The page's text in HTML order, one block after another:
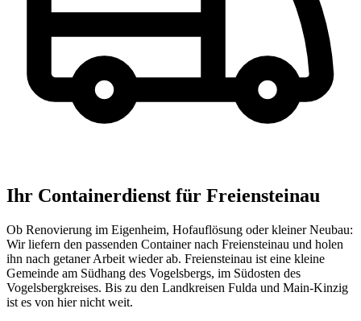
Ihr Containerdienst für Freiensteinau
Ob Renovierung im Eigenheim, Hofauflösung oder kleiner Neubau:
Wir liefern den passenden Container nach Freiensteinau und holen
ihn nach getaner Arbeit wieder ab. Freiensteinau ist eine kleine
Gemeinde am Südhang des Vogelsbergs, im Südosten des
Vogelsbergkreises. Bis zu den Landkreisen Fulda und Main-Kinzig
ist es von hier nicht weit.